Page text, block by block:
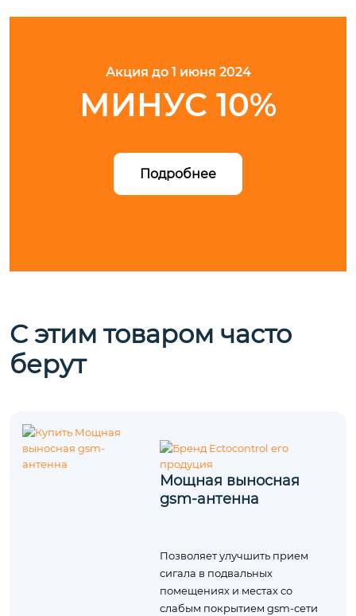
Акция до 1 июня 2024
МИНУС 10%
Подробнее
С этим товаром часто
берут
Мощная выносная
gsm-антенна
Позволяет улучшить прием
сигала в подвальных
помещениях и местах со
слабым покрытием gsm-сети